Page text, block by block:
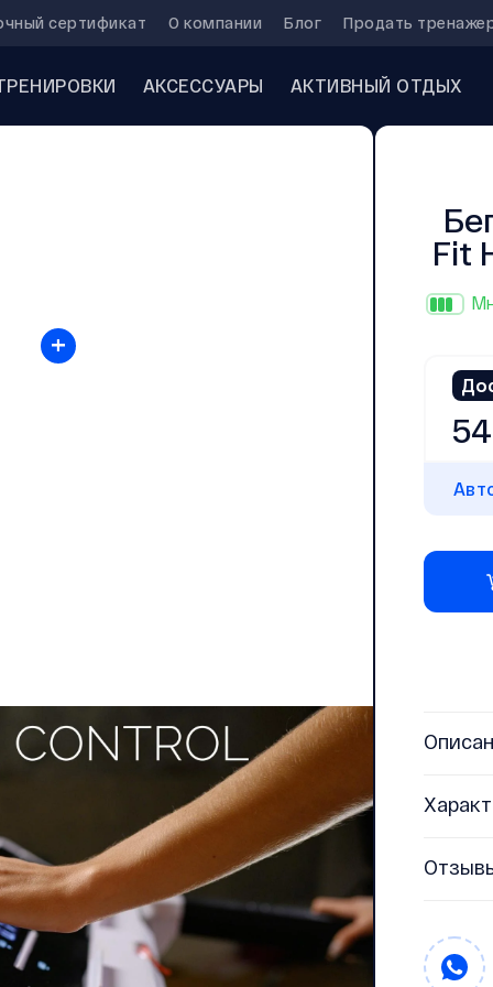
сертификат О компании Блог Продать
АКСЕССУАРЫ АКТИВНЫЙ ОТДЫХ
+
Fit